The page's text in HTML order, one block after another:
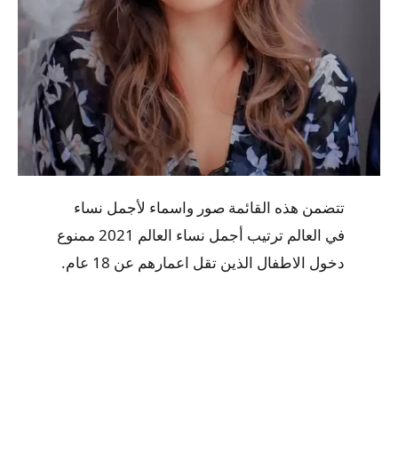
تتضمن هذه القائمة صور واسماء لأجمل نساء
في العالم ترتيب أجمل نساء العالم 2021 ممنوع
دخول الاطفال الذين تقل اعمارهم عن 18 عام.